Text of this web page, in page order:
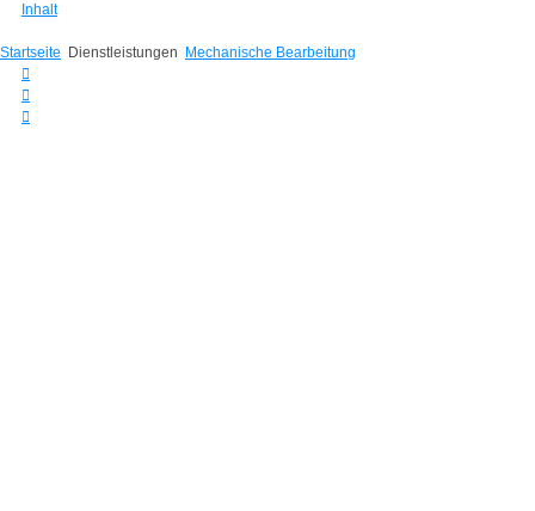
Inhalt
Startseite Dienstleistungen Mechanische Bearbeitung